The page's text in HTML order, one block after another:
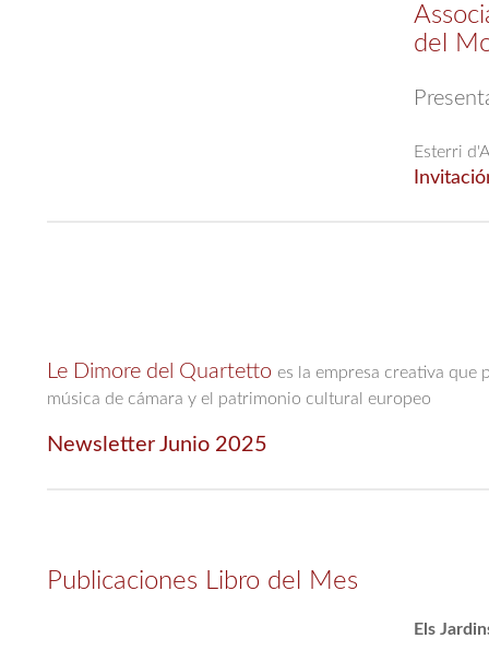
del
Esterri
Le Dimore del Quartetto es la empresa creativa que
música de cámara y el patrimonio cultural europeo
Newsletter Junio 2025
Publicaciones Libro del Mes
Els